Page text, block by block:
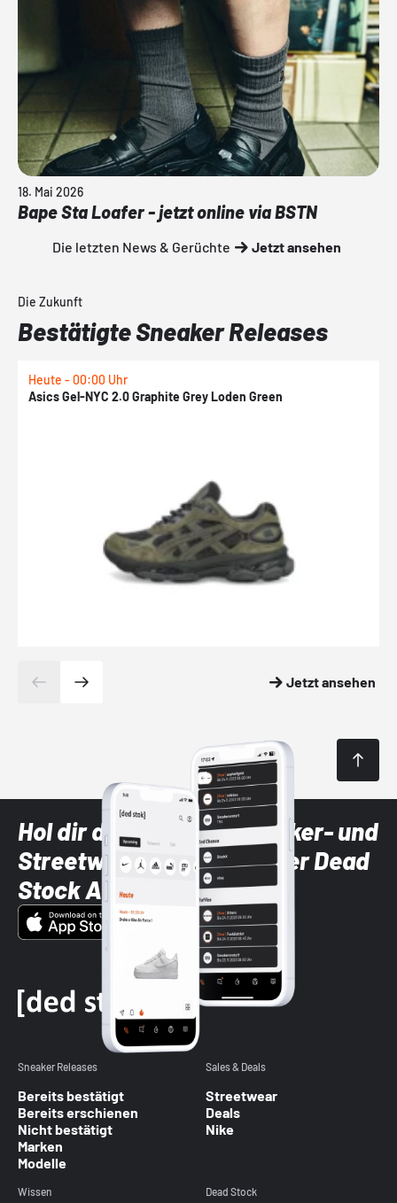
18. Mai 2026
Bape Sta Loafer - jetzt online via BSTN
Die letzten News & Gerüchte Jetzt ansehen
Die Zukunft
Bestätigte Sneaker Releases
Heute - 00:00 Uhr
Asics Gel-NYC 2.0 Graphite Grey Loden Green
Jetzt ansehen
Hol dir die neuesten Sneaker- und
Streetwear-Brands mit der Dead
Stock App
Sneaker Releases
Bereits bestätigt
Bereits erschienen
Nicht bestätigt
Marken
Modelle
Sales & Deals
Streetwear
Deals
Nike
Wissen Dead Stock